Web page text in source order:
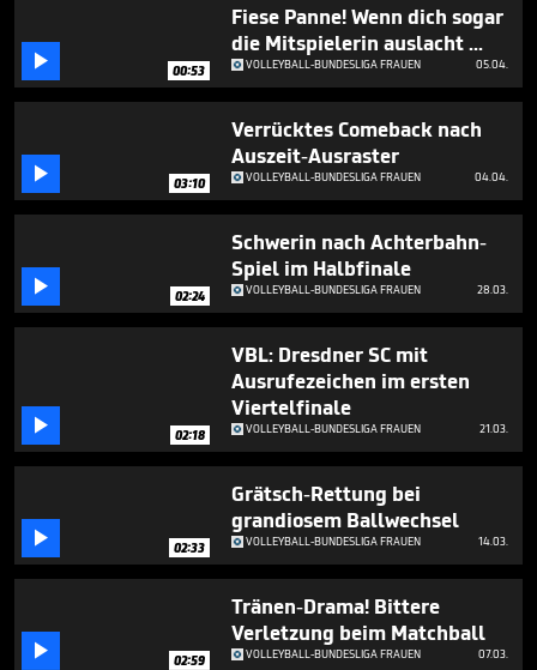
 00:53
Fiese Panne! Wenn dich sogar
die Mitspielerin auslacht ...
VOLLEYBALL-BUNDESLIGA FRAUEN 05.04.
 03:10
Verrücktes Comeback nach
Auszeit-Ausraster
VOLLEYBALL-BUNDESLIGA FRAUEN 04.04.
 02:24
Schwerin nach Achterbahn-
Spiel im Halbfinale
VOLLEYBALL-BUNDESLIGA FRAUEN 28.03.
 02:18
VBL: Dresdner SC mit
Ausrufezeichen im ersten
Viertelfinale
VOLLEYBALL-BUNDESLIGA FRAUEN 21.03.
 02:33
Grätsch-Rettung bei
grandiosem Ballwechsel
VOLLEYBALL-BUNDESLIGA FRAUEN 14.03.
 02:59
Tränen-Drama! Bittere
Verletzung beim Matchball
VOLLEYBALL-BUNDESLIGA FRAUEN 07.03.